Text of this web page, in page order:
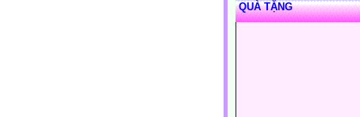
QUÀ TẶNG